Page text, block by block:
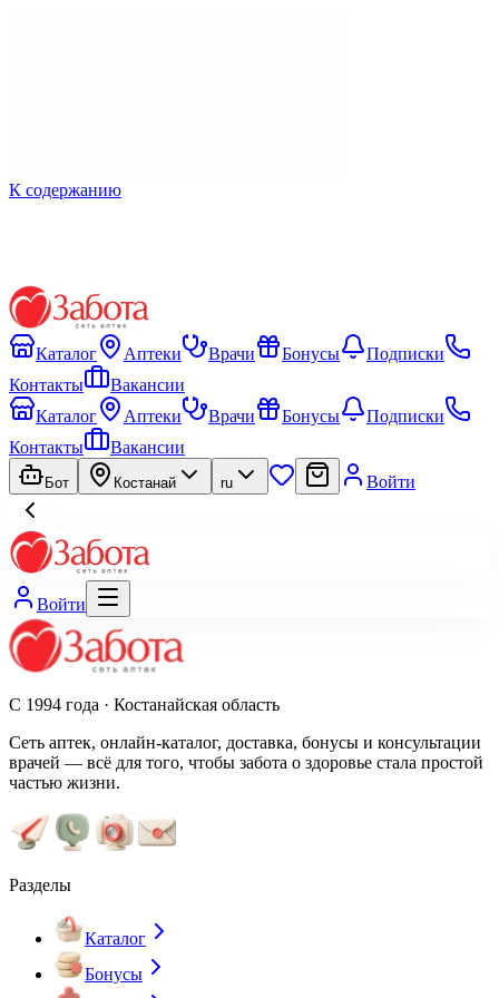
К содержанию
Каталог Аптеки Врачи Бонусы
Подписки
Контакты
Вакансии
Каталог
Аптеки Врачи Бонусы
Подписки
Контакты
Вакансии
Бот Костанай ru Войти
Войти
С 1994 года · Костанайская область
Сеть аптек, онлайн-каталог, доставка, бонусы и консультации
врачей — всё для того, чтобы забота о здоровье стала простой
частью жизни.
Разделы
Каталог
Бонусы